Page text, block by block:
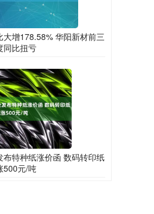
增178.58% 华阳新材前三
同比扭亏
特种纸涨价函 数码转印纸
500元/吨